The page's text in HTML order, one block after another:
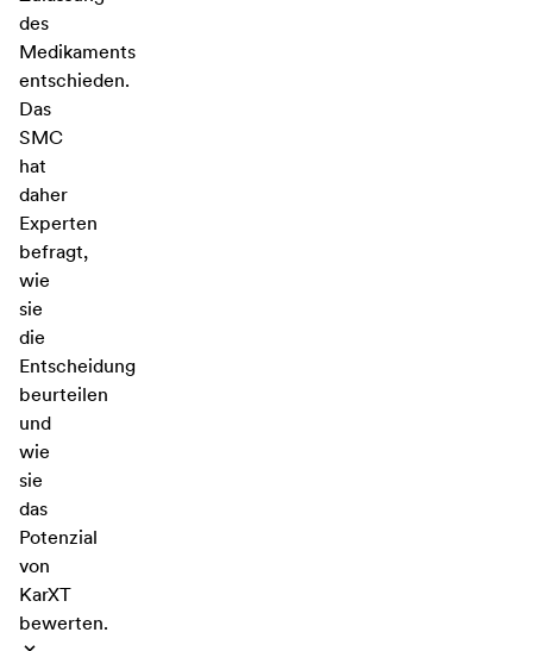
des
Medikaments
entschieden.
Das
SMC
hat
daher
Experten
befragt,
wie
sie
die
Entscheidung
beurteilen
und
wie
sie
das
Potenzial
von
KarXT
bewerten.